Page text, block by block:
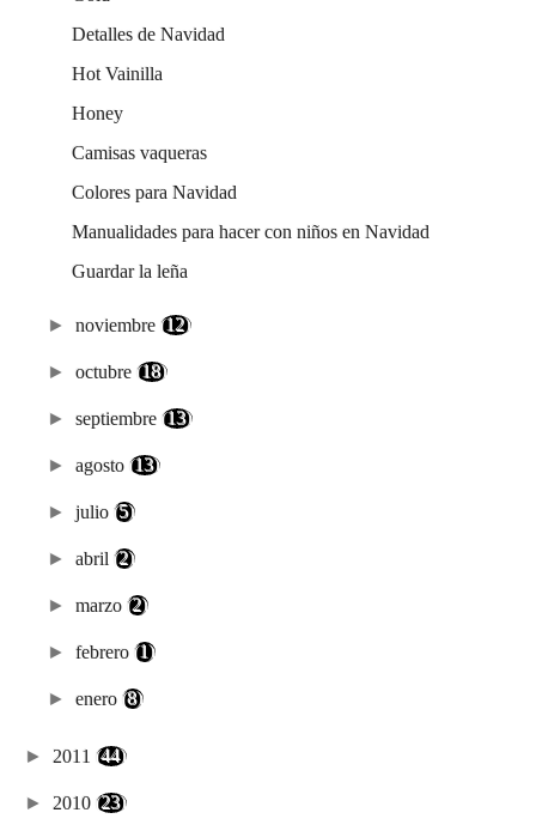
Detalles de Navidad
Hot Vainilla
Honey
Camisas vaqueras
Colores para Navidad
Manualidades para hacer con niños en Navidad
Guardar la leña
►noviembre (12)
►octubre (18)
►septiembre (13)
►agosto (13)
►julio(5)
►abril(2)
►marzo(2)
►febrero(1)
►enero(8)
► 2011 (44)
► 2010 (23)